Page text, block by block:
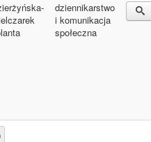
dziennikarstwo
i komunikacja
społeczna